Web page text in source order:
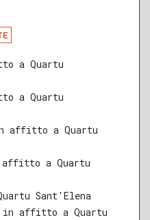
COSTRUZIONE
a Quartu
a Quartu
affitto a Quartu
affitto a Quartu
Sant'Elena
in affitto a Quartu